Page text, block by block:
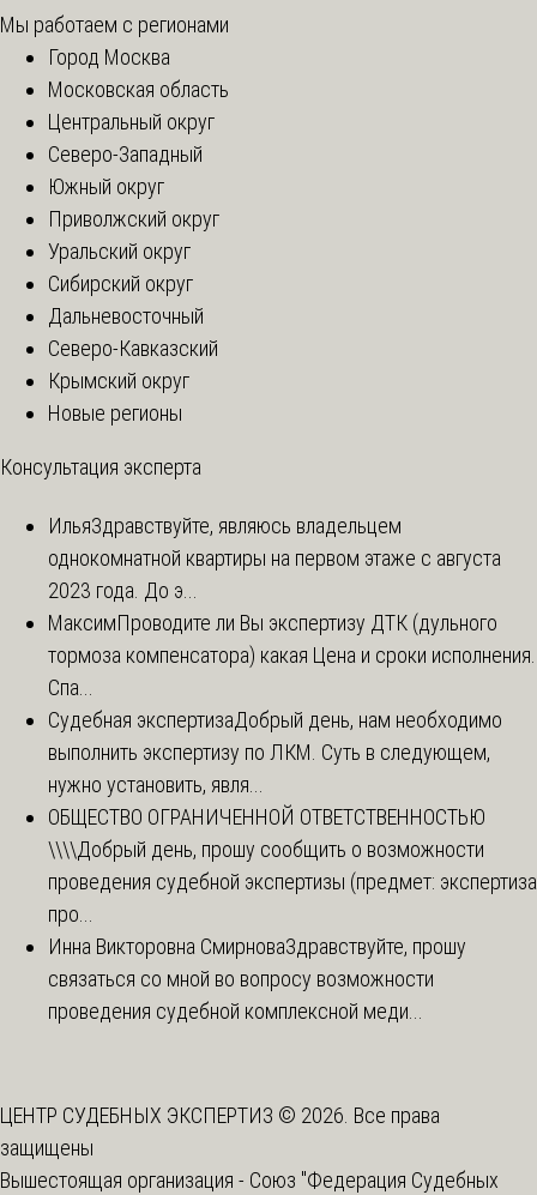
Мы работаем с регионами
Город Москва
Московская область
Центральный округ
Северо-Западный
Южный округ
Приволжский округ
Уральский округ
Сибирский округ
Дальневосточный
Северо-Кавказский
Крымский округ
Новые регионы
Консультация эксперта
ИльяЗдравствуйте, являюсь владельцем
однокомнатной квартиры на первом этаже с августа
2023 года. До э...
МаксимПроводите ли Вы экспертизу ДТК (дульного
тормоза компенсатора) какая Цена и сроки исполнения.
Спа...
Судебная экспертизаДобрый день, нам необходимо
выполнить экспертизу по ЛКМ. Суть в следующем,
нужно установить, явля...
ОБЩЕСТВО ОГРАНИЧЕННОЙ ОТВЕТСТВЕННОСТЬЮ
\\\\Добрый день, прошу сообщить о возможности
проведения судебной экспертизы (предмет: экспертиза
про...
Инна Викторовна СмирноваЗдравствуйте, прошу
связаться со мной во вопросу возможности
проведения судебной комплексной меди...
ЦЕНТР СУДЕБНЫХ ЭКСПЕРТИЗ © 2026. Все права
защищены
Вышестоящая организация - Союз "Федерация Судебных